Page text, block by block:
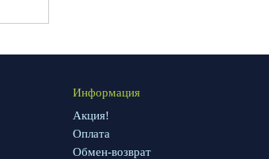
Информация
Акция!
Оплата
Обмен-возврат